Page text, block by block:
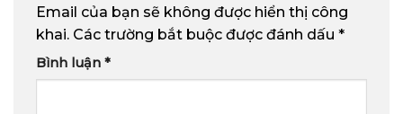
Email của bạn sẽ không được hiển thị công
khai. Các trường bắt buộc được đánh dấu *
Bình luận *